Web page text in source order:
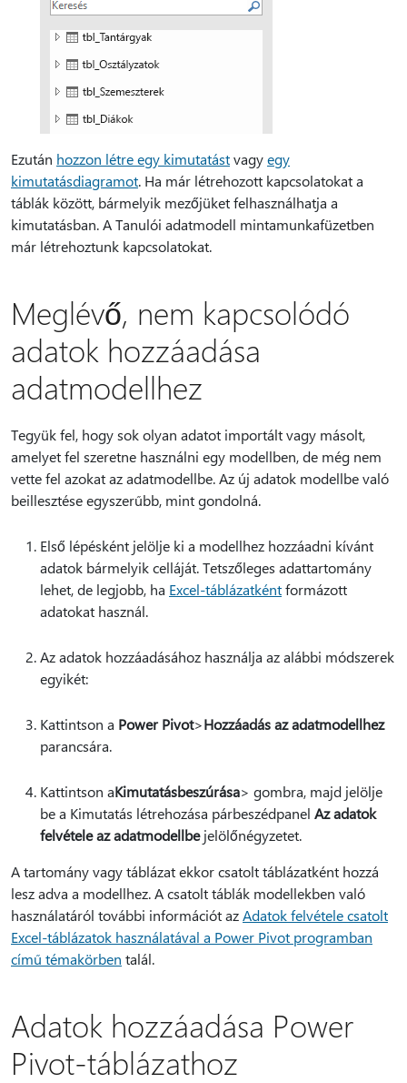
Ezután hozzon létre egy kimutatástvagyegy
kimutatásdiagramot. Ha már létrehozott kapcsolatokat a
táblák között, bármelyik mezőjüket felhasználhatja a
kimutatásban. A Tanulói adatmodell mintamunkafüzetben
már létrehoztunk kapcsolatokat.
Meglévő, nem kapcsolódó
adatok hozzáadása
adatmodellhez
Tegyük fel, hogy sok olyan adatot importált vagy másolt,
amelyet fel szeretne használni egy modellben, de még nem
vette fel azokat az adatmodellbe. Az új adatok modellbe való
beillesztése egyszerűbb, mint gondolná.
Első lépésként jelölje ki a modellhez hozzáadni kívánt
adatok bármelyik celláját. Tetszőleges adattartomány
lehet, de legjobb, ha Excel-táblázatkéntformázott
adatokat használ.
Az adatok hozzáadásához használja az alábbi módszerek
egyikét:
Kattintson a Power Pivot>Hozzáadás az adatmodellhez
parancsára.
Kattintson aKimutatásbeszúrása> gombra, majd jelölje
be a Kimutatás létrehozása párbeszédpanel Az adatok
felvétele az adatmodellbejelölőnégyzetet.
A tartomány vagy táblázat ekkor csatolt táblázatként hozzá
lesz adva a modellhez. A csatolt táblák modellekben való
használatáról további információt azAdatok felvétele csatolt
Excel-táblázatok használatával a Power Pivot programban
című témakörben talál.
Adatok hozzáadása Power
Pivot-táblázathoz